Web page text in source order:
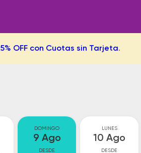
OFF con Cuotas sin Tarjeta.
DOMINGO
9 Ago
DESDE
LUNES
10 Ago
DESDE